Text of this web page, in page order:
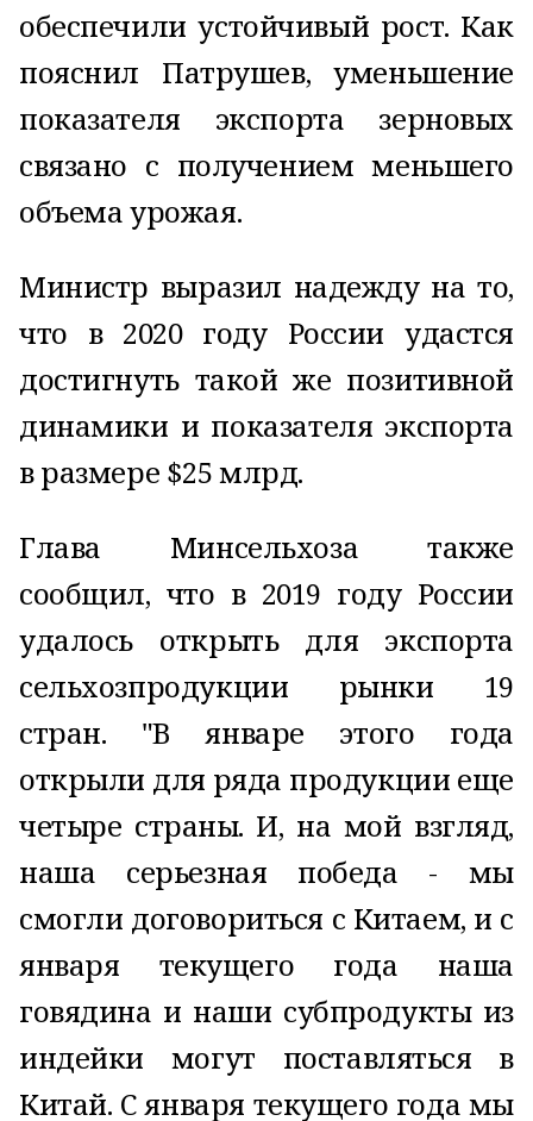
обеспечили устойчивый рост. Как
пояснил Патрушев, уменьшение
показателя экспорта зерновых
связано с получением меньшего
объема урожая.
Министр выразил надежду на то,
что в 2020 году России удастся
достигнуть такой же позитивной
динамики и показателя экспорта
в размере $25 млрд.
Глава Минсельхоза также
сообщил, что в 2019 году России
удалось открыть для экспорта
сельхозпродукции рынки 19
стран. "В январе этого года
открыли для ряда продукции еще
четыре страны. И, на мой взгляд,
наша серьезная победа - мы
смогли договориться с Китаем, и с
января текущего года наша
говядина и наши субпродукты из
индейки могут поставляться в
Китай. С января текущего года мы